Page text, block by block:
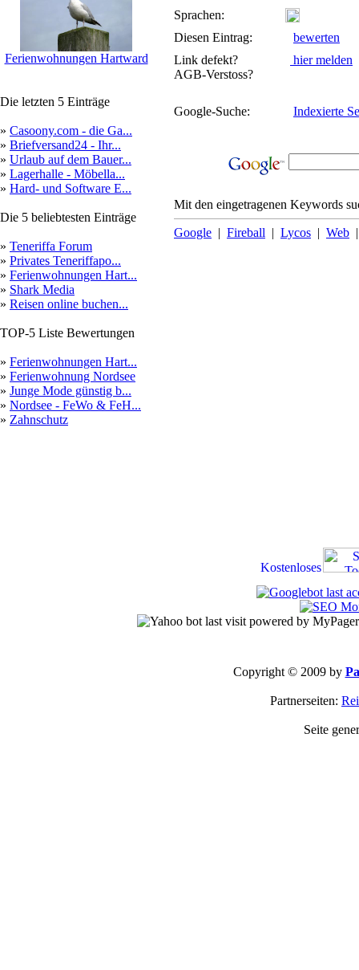
Ferienwohnungen Hartward
Die letzten 5 Einträge
» Casoony.com - die Ga...
» Briefversand24 - Ihr...
» Urlaub auf dem Bauer...
» Lagerhalle - Möbella...
» Hard- und Software E...
Die 5 beliebtesten Einträge
» Teneriffa Forum
» Privates Teneriffapo...
» Ferienwohnungen Hart...
» Shark Media
» Reisen online buchen...
TOP-5 Liste Bewertungen
» Ferienwohnungen Hart...
» Ferienwohnung Nordsee
» Junge Mode günstig b...
» Nordsee - FeWo & FeH...
» Zahnschutz
Sprachen:
Diesen Eintrag:
bewerten
Link defekt?
AGB-Verstoss?
hier melden
Google-Suche: Indexierte
Mit den eingetragenen Keywords
Google | Fireball | Lycos | Web
Copyright © 2009 by
Partnerseiten:
Seite